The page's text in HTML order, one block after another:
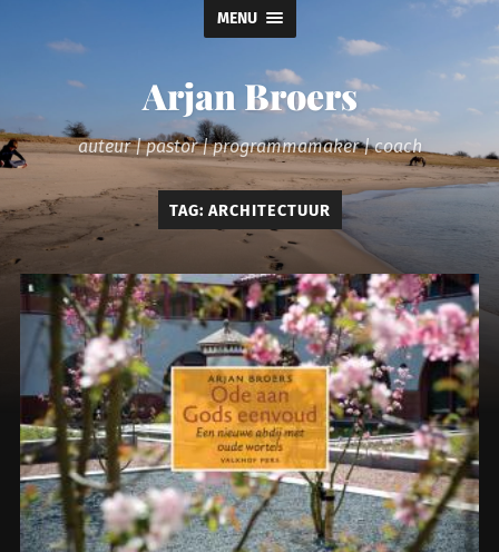
MENU
Arjan Broers
auteur | pastor | programmamaker | coach
TAG: ARCHITECTUUR